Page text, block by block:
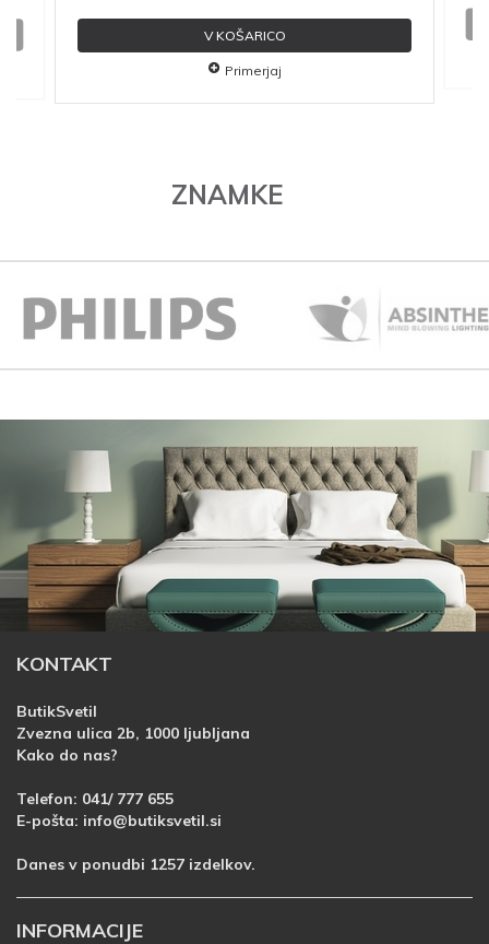
V KOŠARICO
Primerjaj
ZNAMKE
KONTAKT
ButikSvetil
Zvezna ulica 2b, 1000 ljubljana
Kako do nas?
Telefon: 041/ 777 655
E-pošta: info@butiksvetil.si
Danes v ponudbi 1257 izdelkov.
INFORMACIJE